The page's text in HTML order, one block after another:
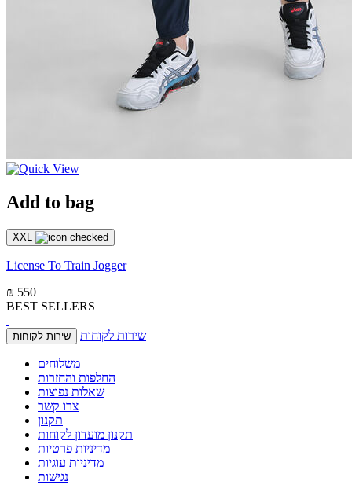
Add to bag
XXL
License To Train Jogger
₪ 550
BEST SELLERS
שירות לקוחות שירות לקוחות
משלוחים
החלפות והחזרות
שאלות נפוצות
צרו קשר
תקנון
תקנון מועדון לקוחות
מדיניות פרטיות
מדיניות עוגיות
נגישות